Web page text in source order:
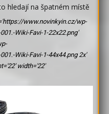
hledají na špatném místě
www.novinkyin.cz/wp-
Wiki-Favi-1-22x22.png'
Wiki-Favi-1-44x44.png 2x'
width='22'